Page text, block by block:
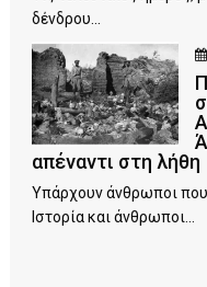
δένδρου...
απέναντι στη λήθη
Υπάρχουν άνθρωποι
Ιστορία και άνθρωποι...